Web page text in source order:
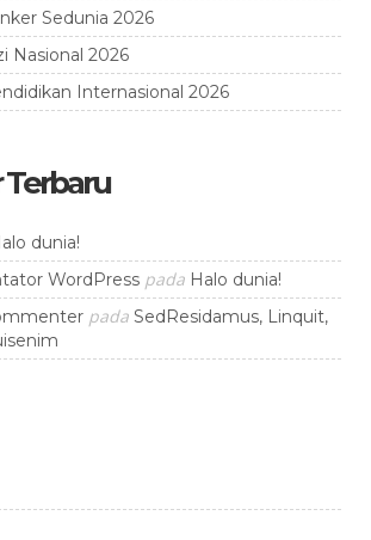
Sedunia 2026
Nasional 2026
Internasional 2026
dunia!
WordPress pada Halo dunia!
pada SedResidamus, Linquit,